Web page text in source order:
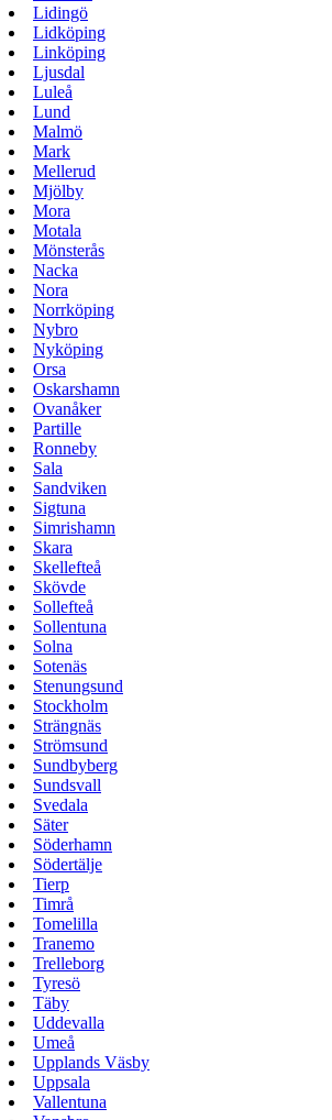
Lidingö
Lidköping
Linköping
Ljusdal
Luleå
Lund
Malmö
Mark
Mellerud
Mjölby
Mora
Motala
Mönsterås
Nacka
Nora
Norrköping
Nybro
Nyköping
Orsa
Oskarshamn
Ovanåker
Partille
Ronneby
Sala
Sandviken
Sigtuna
Simrishamn
Skara
Skellefteå
Skövde
Sollefteå
Sollentuna
Solna
Sotenäs
Stenungsund
Stockholm
Strängnäs
Strömsund
Sundbyberg
Sundsvall
Svedala
Säter
Söderhamn
Södertälje
Tierp
Timrå
Tomelilla
Tranemo
Trelleborg
Tyresö
Täby
Uddevalla
Umeå
Upplands Väsby
Uppsala
Vallentuna